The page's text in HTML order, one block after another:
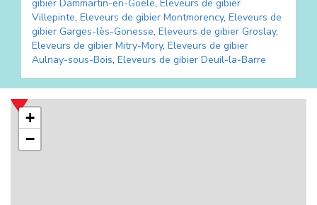
gibier Dammartin-en-Goële, Eleveurs de gibier
Villepinte, Eleveurs de gibier Montmorency, Eleveurs de
gibier Garges-lès-Gonesse, Eleveurs de gibier Groslay,
Eleveurs de gibier Mitry-Mory, Eleveurs de gibier
Aulnay-sous-Bois, Eleveurs de gibier Deuil-la-Barre
+
−